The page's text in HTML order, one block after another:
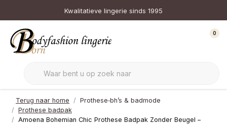
Kwalitatieve lingerie sinds 1995
0
Terug naar home
Prothese‑bh’s & badmode
Prothese badpak
Amoena Bohemian Chic Prothese Badpak Zonder Beugel –